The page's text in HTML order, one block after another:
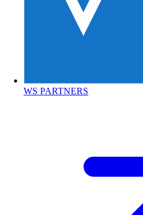
WS PARTNERS